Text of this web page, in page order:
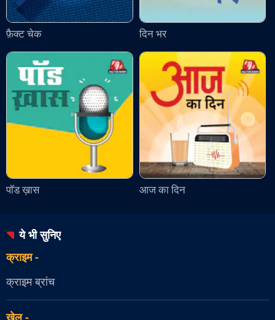
फ़ैक्ट चेक दिन भर
पॉड ख़ास आज का दिन
ये भी सुनिए
क्राइम-
क्राइम ब्रांच
खेल-